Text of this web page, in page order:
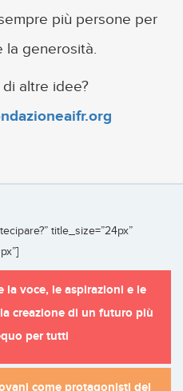
più persone per
la generosità.
altre idee?
title_size=”24px”
voce, le aspirazioni e le
creazione di un futuro più
per tutti
come protagonisti del